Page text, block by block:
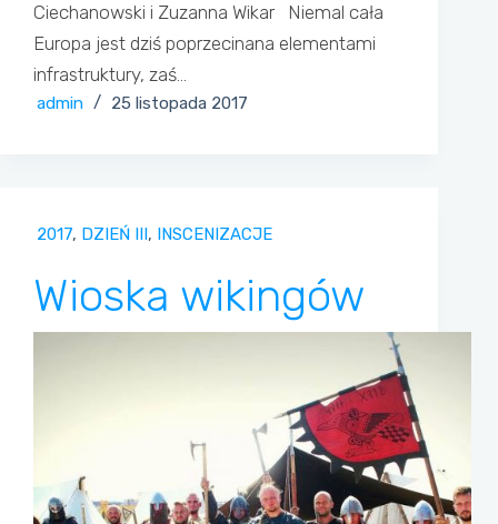
Ciechanowski i Zuzanna Wikar Niemal cała
Europa jest dziś poprzecinana elementami
infrastruktury, zaś…
admin 25 listopada 2017
2017, DZIEŃ III , INSCENIZACJE
Wioska wikingów